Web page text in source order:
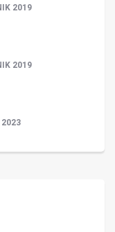
2019
2019
2023